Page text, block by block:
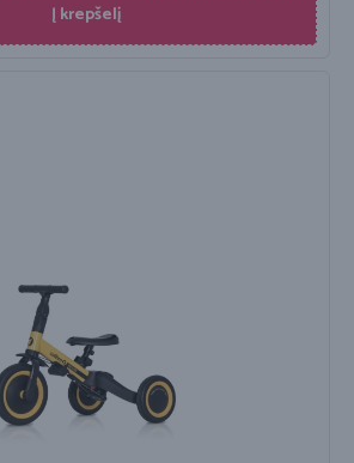
Į krepšelį